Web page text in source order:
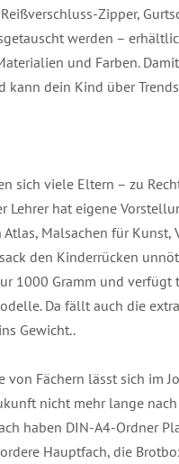
Zipper,
werden –
und Farben.
kann dein Kind über
sich viele Eltern – zu
Lehrer hat eigene
Malsachen für Kunst,
den Kinderrücken
1000 Gramm und verfügt
Da fällt auch die
Gewicht..
von Fächern lässt sich im
nicht mehr lange
haben DIN-A4-Ordner
Hauptfach, die